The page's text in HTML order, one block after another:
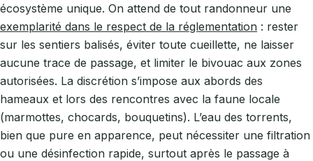
écosystème unique. On attend de tout randonneur une
exemplarité dans le respect de la réglementation : rester
sur les sentiers balisés, éviter toute cueillette, ne laisser
aucune trace de passage, et limiter le bivouac aux zones
autorisées. La discrétion s’impose aux abords des
hameaux et lors des rencontres avec la faune locale
(marmottes, chocards, bouquetins). L’eau des torrents,
bien que pure en apparence, peut nécessiter une filtration
ou une désinfection rapide, surtout après le passage à